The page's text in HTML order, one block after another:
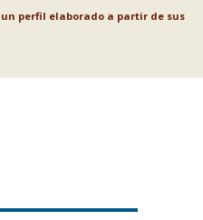
perfil elaborado a partir de sus